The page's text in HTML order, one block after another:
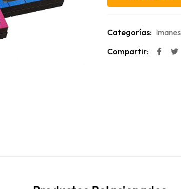
Categorías: Imanes
Compartir: